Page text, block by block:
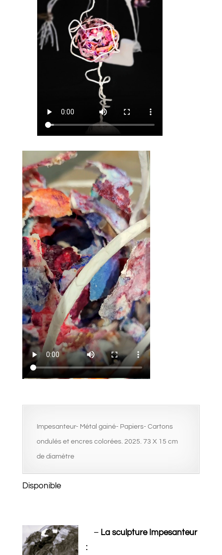
Impesanteur- Métal gainé- Papiers- Cartons
ondulés et encres colorées. 2025. 73 X 15 cm
de diamètre
Disponible
–La sculpture Impesanteur
: